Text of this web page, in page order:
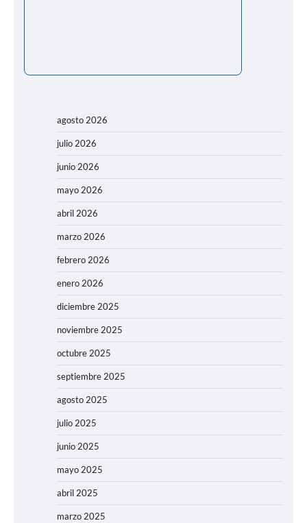
agosto 2026
julio 2026
junio 2026
mayo 2026
abril 2026
marzo 2026
febrero 2026
enero 2026
diciembre 2025
noviembre 2025
octubre 2025
septiembre 2025
agosto 2025
julio 2025
junio 2025
mayo 2025
abril 2025
marzo 2025